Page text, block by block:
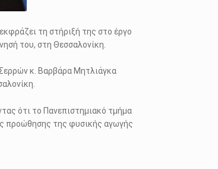
τη στήριξή της στο έργο
του, στη Θεσσαλονίκη.
κ. Βαρβάρα Μητλιάγκα
ότι το Πανεπιστημιακό τμήμα
προώθησης της φυσικής αγωγής